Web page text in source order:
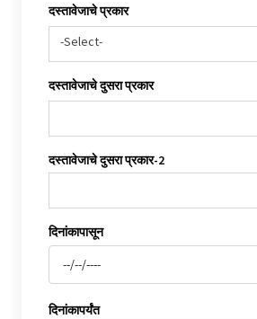
दस्तावेजाचे प्रकार
-Select-
दस्तावेजाचे दुसरा प्रकार
दस्तावेजाचे दुसरा प्रकार-2
दिनांकापासून
दिनांकापर्यंत